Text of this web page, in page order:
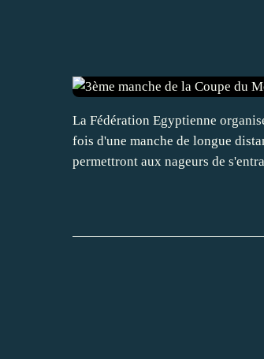
La Fédération Egyptienne
fois d'une manche de longue
permettront aux nageurs de